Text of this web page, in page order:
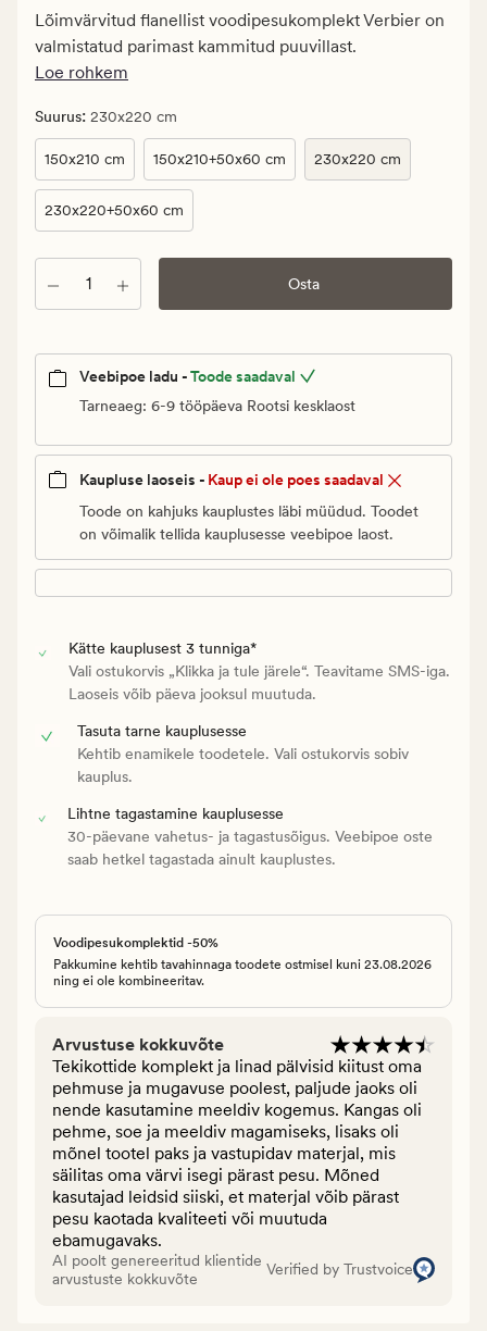
€.
Vanlig
pris_ee
€
Lõimvärvitud flanellist voodipesukomplekt Verbier on
valmistatud parimast kammitud puuvillast.
Loe rohkem
Suurus: 230x220 cm
150x210 cm 150x210+50x60 cm 230x220 cm
230x220+50x60 cm
Kogus Osta
Veebipoe ladu -Toode saadaval
Tarneaeg: 6-9 tööpäeva Rootsi kesklaost
Kaupluse laoseis - Kaup ei ole poes saadaval
Toode on kahjuks kauplustes läbi müüdud. Toodet
on võimalik tellida kauplusesse veebipoe laost.
Kätte kauplusest 3 tunniga*
Vali ostukorvis „Klikka ja tule järele“. Teavitame SMS-iga.
Laoseis võib päeva jooksul muutuda.
Tasuta tarne kauplusesse
Kehtib enamikele toodetele. Vali ostukorvis sobiv
kauplus.
Lihtne tagastamine kauplusesse
30-päevane vahetus- ja tagastusõigus. Veebipoe oste
saab hetkel tagastada ainult kauplustes.
Voodipesukomplektid -50%
Pakkumine kehtib tavahinnaga toodete ostmisel kuni 23.08.2026
ning ei ole kombineeritav.
Arvustuse kokkuvõte
Tekikottide komplekt ja linad pälvisid kiitust oma
pehmuse ja mugavuse poolest, paljude jaoks oli
nende kasutamine meeldiv kogemus. Kangas oli
pehme, soe ja meeldiv magamiseks, lisaks oli
mõnel tootel paks ja vastupidav materjal, mis
säilitas oma värvi isegi pärast pesu. Mõned
kasutajad leidsid siiski, et materjal võib pärast
pesu kaotada kvaliteeti või muutuda
ebamugavaks.
AI poolt genereeritud klientide
arvustuste kokkuvõte
Verified by Trustvoice